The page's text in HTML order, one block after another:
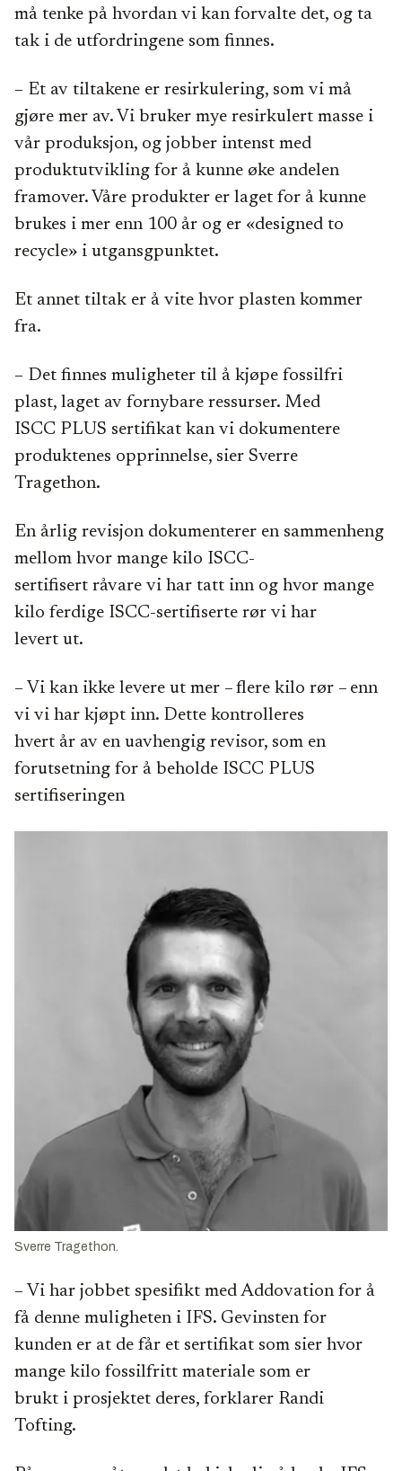
må tenke på hvordan vi kan forvalte det, og ta
tak i de utfordringene som finnes.
– Et av tiltakene er resirkulering, som vi må
gjøre mer av. Vi bruker mye resirkulert masse i
vår produksjon, og jobber intenst med
produktutvikling for å kunne øke andelen
framover. Våre produkter er laget for å kunne
brukes i mer enn 100 år og er «designed to
recycle» i utgansgpunktet.
Et annet tiltak er å vite hvor plasten kommer
fra.
– Det finnes muligheter til å kjøpe fossilfri
plast, laget av fornybare ressurser. Med
ISCC PLUS sertifikat kan vi dokumentere
produktenes opprinnelse, sier Sverre
Tragethon.
En årlig revisjon dokumenterer en sammenheng
mellom hvor mange kilo ISCC-
sertifisert råvare vi har tatt inn og hvor mange
kilo ferdige ISCC-sertifiserte rør vi har
levert ut.
– Vi kan ikke levere ut mer – flere kilo rør – enn
vi vi har kjøpt inn. Dette kontrolleres
hvert år av en uavhengig revisor, som en
forutsetning for å beholde ISCC PLUS
sertifiseringen
Sverre Tragethon.
– Vi har jobbet spesifikt med Addovation for å
få denne muligheten i IFS. Gevinsten for
kunden er at de får et sertifikat som sier hvor
mange kilo fossilfritt materiale som er
brukt i prosjektet deres, forklarer Randi
Tofting.